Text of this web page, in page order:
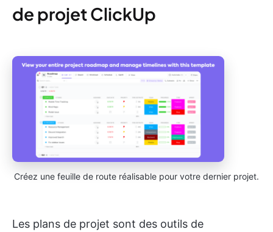
de projet ClickUp
Créez une feuille de route réalisable pour votre dernier projet.
Les plans de projet sont des outils de